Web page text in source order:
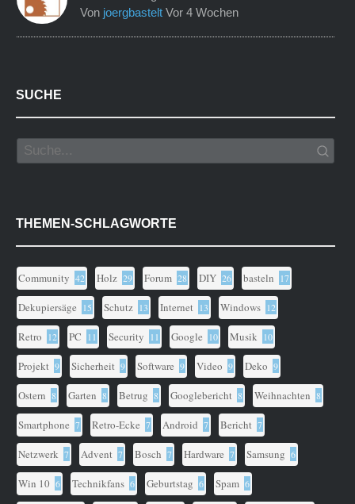
Von joergbastelt Vor 4 Wochen
SUCHE
THEMEN-SCHLAGWORTE
Community 42 Holz 29 Forum 28 DIY 26 basteln 17
Dekupiersäge 15 Schutz 13 Internet 13 Windows 12
Retro 12 PC 11 Security 11 Google 10 Musik 10
Projekt 9 Sicherheit 9 Software 9 Video 9 Deko 9
Ostern 8 Garten 8 Betrug 8 Googlebericht 8 Weihnachten 8
Smartphone 7 Retro-Ecke 7 Android 7 Bericht 7
Netzwerk 7 Advent 7 Bosch 7 Hardware 7 Samsung 6
Win 10 6 Technikfans 6 Geburtstag 6 Spam 6